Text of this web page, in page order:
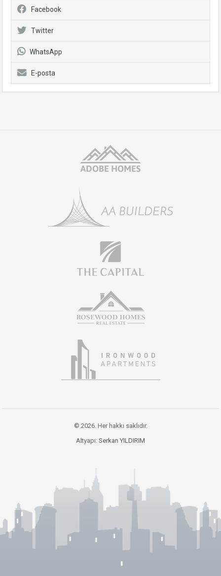
Facebook
Twitter
WhatsApp
E-posta
© 2026. Her hakkı saklıdır.
Altyapı: Serkan YILDIRIM